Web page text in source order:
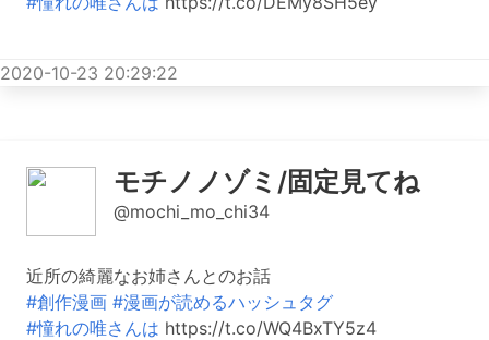
2020-10-23 20:29:22
モチノノゾミ/固定見てね
@mochi_mo_chi34
近所の綺麗なお姉さんとのお話
#創作漫画 #漫画が読めるハッシュタグ
#憧れの唯さんは https://t.co/WQ4BxTY5z4